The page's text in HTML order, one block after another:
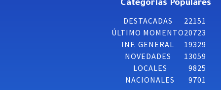
Categorías Populares
DESTACADAS
22151
ÚLTIMO MOMENTO20723
INF. GENERAL
19329
NOVEDADES
13059
LOCALES
9825
NACIONALES
9701